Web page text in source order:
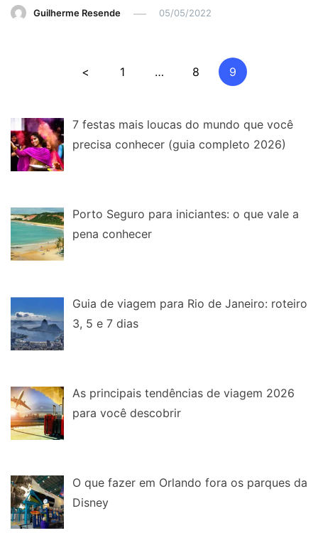
Guilherme Resende 05/05/2022
Paginação
< 1 … 8 9
7 festas mais loucas do mundo que você
precisa conhecer (guia completo 2026)
Porto Seguro para iniciantes: o que vale a
pena conhecer
Guia de viagem para Rio de Janeiro: roteiro
3, 5 e 7 dias
As principais tendências de viagem 2026
para você descobrir
O que fazer em Orlando fora os parques da
Disney